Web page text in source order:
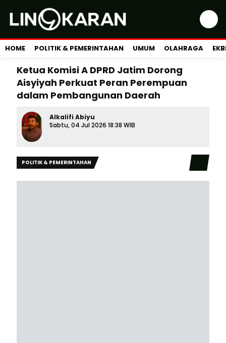
HOME POLITIK & PEMERINTAHAN UMUM OLAHRAGA
Ketua Komisi A DPRD Jatim Dorong
Aisyiyah Perkuat Peran Perempuan
dalam Pembangunan Daerah
Alkalifi Abiyu
Sabtu, 04 Jul 2026 18:38 WIB
POLITIK & PEMERINTAHAN